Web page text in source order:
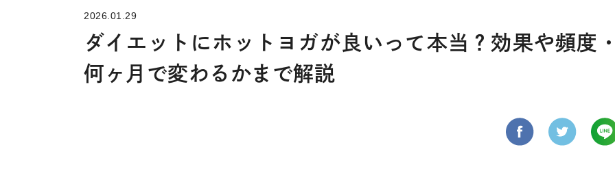
2026.01.29
ダイエットにホットヨガが良いって本当？効果や頻度・
何ヶ月で変わるかまで解説